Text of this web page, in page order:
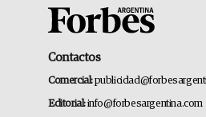
Contactos
Comercial:
Editorial:info@forbesargentina.com